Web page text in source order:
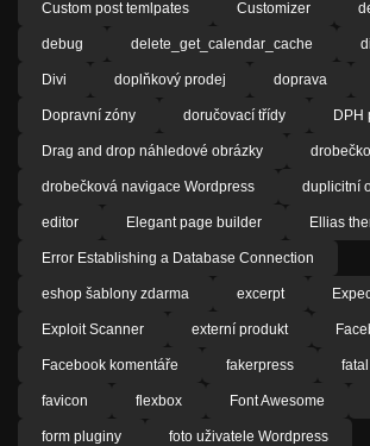
Custom post temlpates Customizer
debug delete_get_calendar_cache
Divi doplňkový prodej doprava
Dopravní zóny doručovací třídy DPH
Drag and drop náhledové obrázky
drobečková navigace Wordpress duplicitní
editor Elegant page builder Ellias
Error Establishing a Database Connection
eshop šablony zdarma excerpt
Exploit Scanner externí produkt
Facebook komentáře fakerpress
favicon flexbox Font Awesome
form pluginy foto uživatele Wordpress